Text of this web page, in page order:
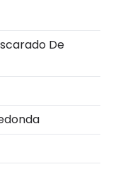
De